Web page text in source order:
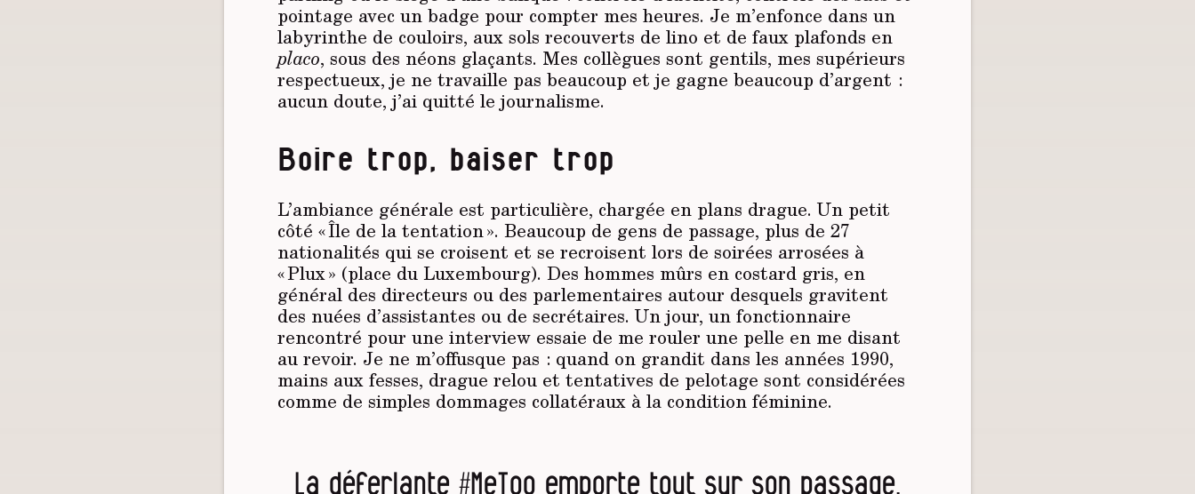
pointage avec un badge pour compter mes heures. Je m’enfonce dans un
labyrinthe de couloirs, aux sols recouverts de lino et de faux plafonds en
placo, sous des néons glaçants. Mes collègues sont gentils, mes supérieurs
respectueux, je ne travaille pas beaucoup et je gagne beaucoup d’argent :
aucun doute, j’ai quitté le journalisme.
Boire trop, baiser trop
L’ambiance générale est particulière, chargée en plans drague. Un petit
côté « Île de la tentation ». Beaucoup de gens de passage, plus de 27
nationalités qui se croisent et se recroisent lors de soirées arrosées à
« Plux » (place du Luxembourg). Des hommes mûrs en costard gris, en
général des directeurs ou des parlementaires autour desquels gravitent
des nuées d’assistantes ou de secrétaires. Un jour, un fonctionnaire
rencontré pour une interview essaie de me rouler une pelle en me disant
au revoir. Je ne m’offusque pas : quand on grandit dans les années 1990,
mains aux fesses, drague relou et tentatives de pelotage sont considérées
comme de simples dommages collatéraux à la condition féminine.
La déferlante #MeToo emporte tout sur son passage.